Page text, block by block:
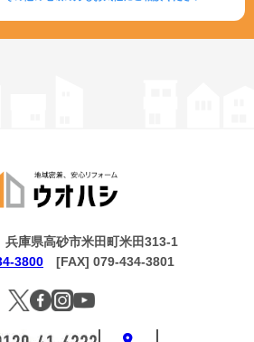
庫県高砂市米田町米田313-1
3800 [FAX] 079-434-3801